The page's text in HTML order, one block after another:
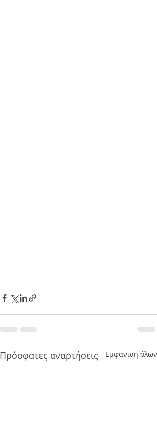
Πρόσφατες αναρτήσεις Εμφάνιση όλων